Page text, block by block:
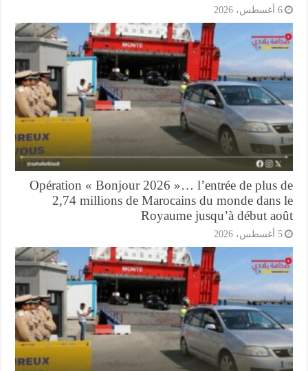
Opération « Bonjour 2026 »… l’entrée de plus
2,74 millions de Marocains du monde
Royaume jusqu’à début